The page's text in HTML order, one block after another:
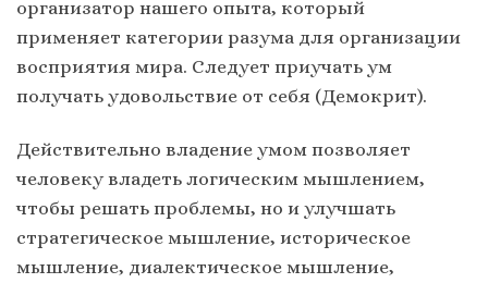
организатор нашего опыта, который
применяет категории разума для организации
восприятия мира. Следует приучать ум
получать удовольствие от себя (Демокрит).
Действительно владение умом позволяет
человеку владеть логическим мышлением,
чтобы решать проблемы, но и улучшать
стратегическое мышление, историческое
мышление, диалектическое мышление,